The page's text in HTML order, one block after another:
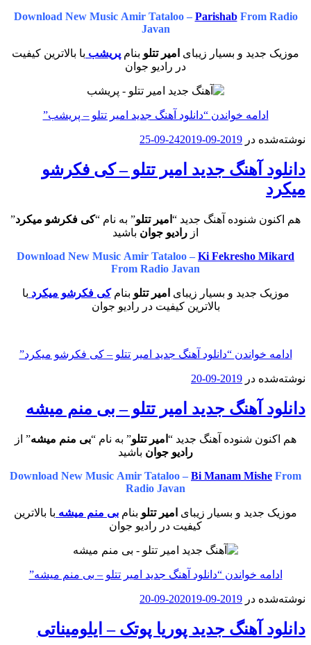
Download New Music Amir Tataloo – ParishabFrom Radio
Javan
موزیک جدید و بسیار زیبای امیر تتلو بنام پریشب با بالاترین کیفیت
در رادیو جوان
ادامه خواندن “دانلود آهنگ جدید امیر تتلو – پریشب”
نوشته‌شده در 2019-09-24
2019-09-25
دانلود آهنگ جدید امیر تتلو – کی فکرشو
میکرد
هم اکنون شنوده آهنگ جدید “ امیر تتلو” به نام “کی فکرشو میکرد”
از رادیو جوان باشید
Download New Music Amir Tataloo – Ki Fekresho Mikard
From Radio Javan
موزیک جدید و بسیار زیبای امیر تتلو بنامکی فکرشو میکرد با
بالاترین کیفیت در رادیو جوان
ادامه خواندن “دانلود آهنگ جدید امیر تتلو – کی فکرشو میکرد”
نوشته‌شده در 2019-09-20
دانلود آهنگ جدید امیر تتلو – بی منم میشه
هم اکنون شنوده آهنگ جدید “ امیر تتلو” به نام “بی منم میشه” از
رادیو جوان باشید
Download New Music Amir Tataloo – Bi Manam Mishe From
Radio Javan
موزیک جدید و بسیار زیبای امیر تتلو بنام بی منم میشه با بالاترین
کیفیت در رادیو جوان
ادامه خواندن “دانلود آهنگ جدید امیر تتلو – بی منم میشه”
نوشته‌شده در 2019-09-20
2019-09-20
دانلود آهنگ جدید پوریا پوتک – ایلومیناتی